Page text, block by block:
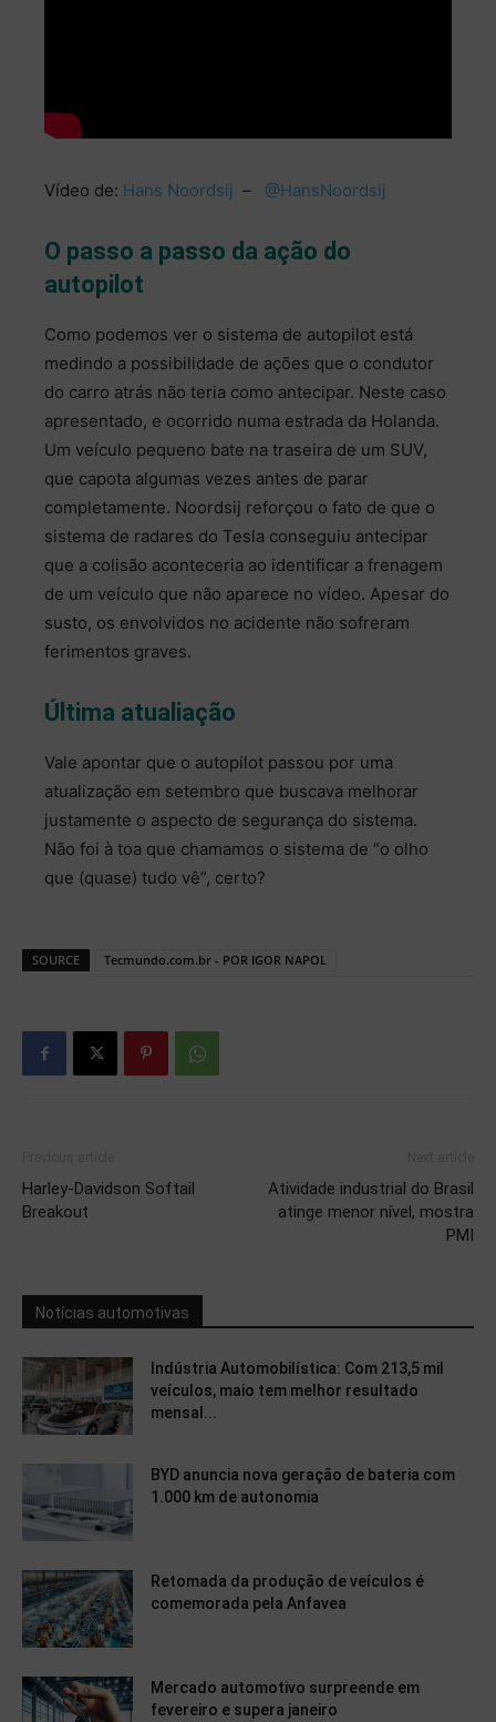
Vídeo de: Hans Noordsij – @HansNoordsij
O passo a passo da ação do
autopilot
Como podemos ver o sistema de autopilot está
medindo a possibilidade de ações que o condutor
do carro atrás não teria como antecipar. Neste caso
apresentado, e ocorrido numa estrada da Holanda.
Um veículo pequeno bate na traseira de um SUV,
que capota algumas vezes antes de parar
completamente. Noordsij reforçou o fato de que o
sistema de radares do Tesla conseguiu antecipar
que a colisão aconteceria ao identificar a frenagem
de um veículo que não aparece no vídeo. Apesar do
susto, os envolvidos no acidente não sofreram
ferimentos graves.
Última atualiação
Vale apontar que o autopilot passou por uma
atualização em setembro que buscava melhorar
justamente o aspecto de segurança do sistema.
Não foi à toa que chamamos o sistema de “o olho
que (quase) tudo vê”, certo?
SOURCE Tecmundo.com.br - POR IGOR NAPOL
Harley-Davidson Softail
Breakout
Atividade industrial do Brasil
atinge menor nível, mostra
PMI
Notícias automotivas
Indústria Automobilística: Com 213,5 mil
veículos, maio tem melhor resultado
mensal...
BYD anuncia nova geração de bateria com
1.000 km de autonomia
Retomada da produção de veículos é
comemorada pela Anfavea
Mercado automotivo surpreende em
fevereiro e supera janeiro